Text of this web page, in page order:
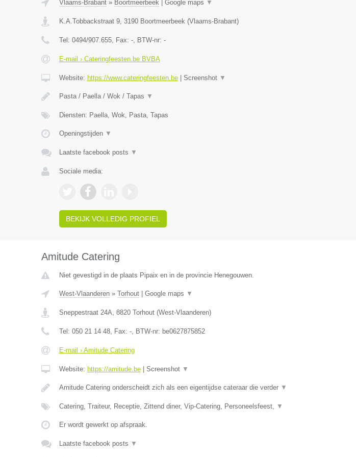
Vlaams-Brabant» Boortmeerbeek| Google maps ▼
K.A.Tobbackstraat 9, 3190 Boortmeerbeek(Vlaams-Brabant)
Tel: 0494/907.655, Fax: -, BTW-nr: -
E-mail › Cateringfeesten.be BVBA
Website: https://www.cateringfeesten.be| Screenshot ▼
Pasta / Paella / Wok / Tapas ▼
Diensten: Paella, Wok, Pasta, Tapas
Openingstijden ▼
Laatste facebook posts ▼
Sociale media:
BEKIJK VOLLEDIG PROFIEL
Amitude Catering
Niet gevestigd in de plaats Pipaix en in de provincie Henegouwen.
West-Vlaanderen» Torhout| Google maps ▼
Sneppestraat 24A, 8820 Torhout(West-Vlaanderen)
Tel: 050 21 14 48, Fax: -, BTW-nr: be0627875852
E-mail › Amitude Catering
Website: https://amitude.be| Screenshot ▼
Amitude Catering onderscheidt zich als een eigentijdse cateraar die verder ▼
Catering, Traiteur, Receptie, Zittend diner, Vip-Catering, Personeelsfeest, ▼
Er wordt gewerkt op afspraak.
Laatste facebook posts ▼